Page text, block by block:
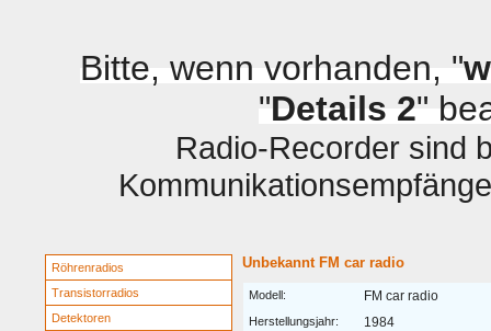
Bitte, wenn vorhanden, "
"Details 2"
Radio-Recorder sind
Röhrenradios
Transistorradios
Detektoren
Unbekannt FM car radio
Modell: FM car radio
Herstellungsjahr: 1984